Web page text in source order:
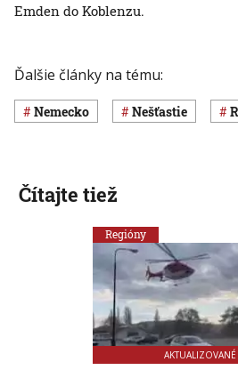
Emden do Koblenzu.
Ďalšie články na tému:
Nemecko nešťastie
Čítajte tiež
Regióny
AKTUALIZOVANÉ